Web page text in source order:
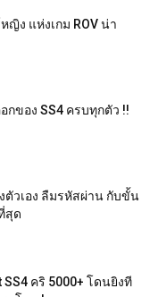
ญิง แห่งเกม ROV น่า
กของ SS4 ครบทุกตัว !!
ตัวเอง ลืมรหัสผ่าน กับขั้น
สุด
คริ 5000+ โดนยิงที